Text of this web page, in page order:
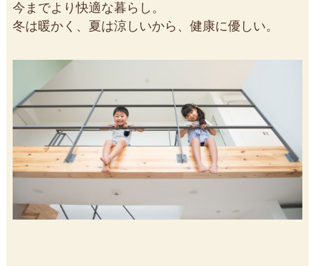
今までより快適な暮らし。
冬は暖かく、夏は涼しいから、健康に優しい。